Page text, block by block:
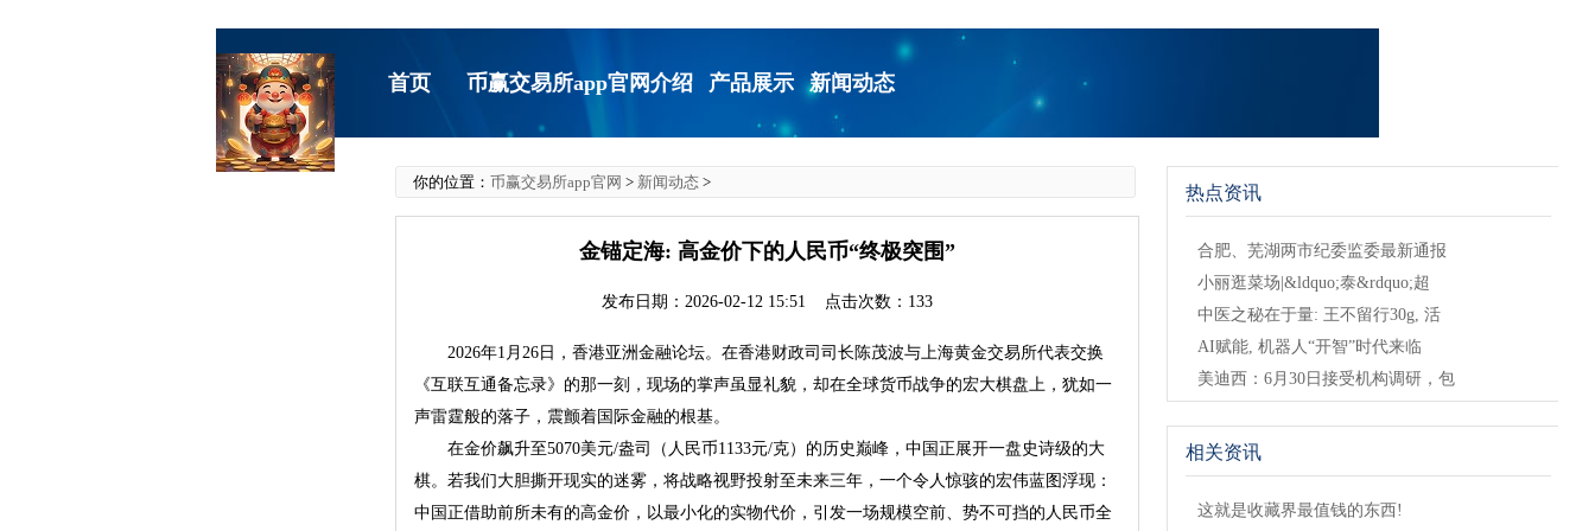
首页 币赢交易所app官网介绍 产品展示 新闻动态
你的位置： 币赢交易所app官网 > 新闻动态 >
金锚定海: 高金价下的人民币“终极突围”
发布日期：2026-02-12 15:51 点击次数：133
2026年1月26日，香港亚洲金融论坛。在香港财政司司长陈茂波与上海黄金交易所代表交换
《互联互通备忘录》的那一刻，现场的掌声虽显礼貌，却在全球货币战争的宏大棋盘上，犹如一
声雷霆般的落子，震颤着国际金融的根基。
在金价飙升至5070美元/盎司（人民币1133元/克）的历史巅峰，中国正展开一盘史诗级的大
棋。若我们大胆撕开现实的迷雾，将战略视野投射至未来三年，一个令人惊骇的宏伟蓝图浮现：
中国正借助前所未有的高金价，以最小化的实物代价，引发一场规模空前、势不可挡的人民币全
热点资讯
合肥、芜湖两市纪委监委最新通报
小丽逛菜场|&ldquo;泰&rdquo;超
中医之秘在于量: 王不留行30g, 活
AI赋能, 机器人“开智”时代来临
美迪西：6月30日接受机构调研，包
相关资讯
这就是收藏界最值钱的东西!